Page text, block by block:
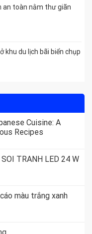
an toàn nằm thư giãn
khu du lịch bãi biển chụp
Cuisine: A
Recipes
TRANH LED 24 W
màu trắng xanh